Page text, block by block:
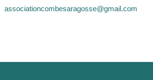
associationcombesaragosse@gmail.com